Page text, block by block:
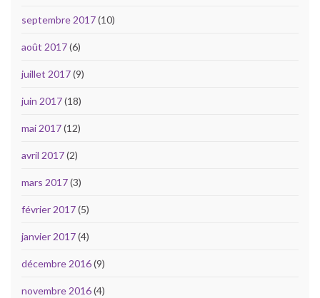
septembre 2017(10)
août 2017(6)
juillet 2017(9)
juin 2017(18)
mai 2017(12)
avril 2017(2)
mars 2017(3)
février 2017(5)
janvier 2017(4)
décembre 2016(9)
novembre 2016(4)